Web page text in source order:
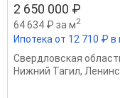
2 650 000 ₽
64 634 ₽ за м2
Ипотека от 12 710 ₽
Свердловская
Нижний Тагил,